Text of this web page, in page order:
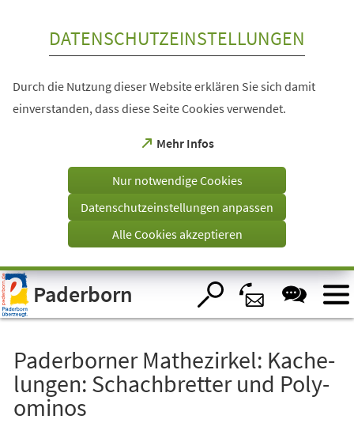
Visuelle
Assistenzsoftware
öffnen.
DATENSCHUTZEINSTELLUNGEN
Durch die Nutzung dieser Website erklären Sie sich damit
einverstanden, dass diese Seite Cookies verwendet.
Mehr Infos
(Öffnet
einem
Tab)
Nur notwendige Cookies
Datenschutzeinstellungen anpassen
Alle Cookies akzeptieren
Paderborn
Paderborner Mathezirkel: Ka­che­
lun­gen: Schach­bret­ter und Po­ly­
o­mi­nos